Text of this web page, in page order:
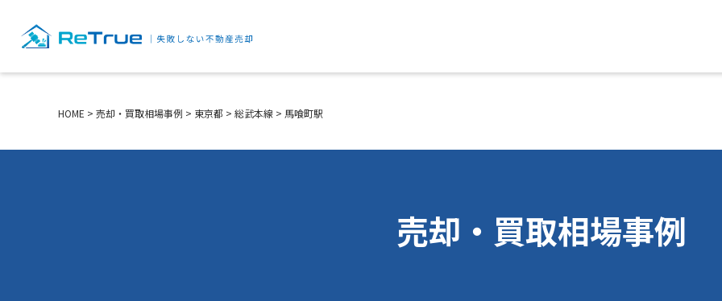
HOME > 売却・買取相場事例 > 東京都 > 総武本線 > 馬喰町駅
売却・買取相場事例